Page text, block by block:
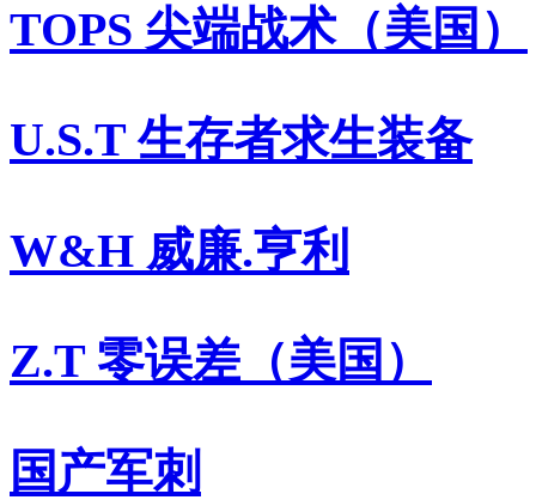
TOPS 尖端战术（美国）
U.S.T 生存者求生装备
W&H 威廉.亨利
Z.T 零误差（美国）
国产军刺